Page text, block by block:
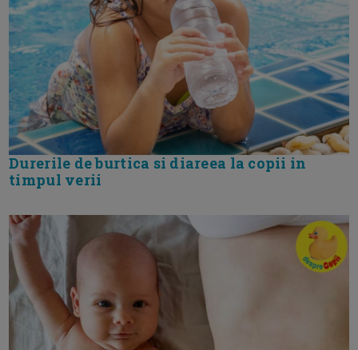
Durerile de burtica si diareea la copii in
timpul verii